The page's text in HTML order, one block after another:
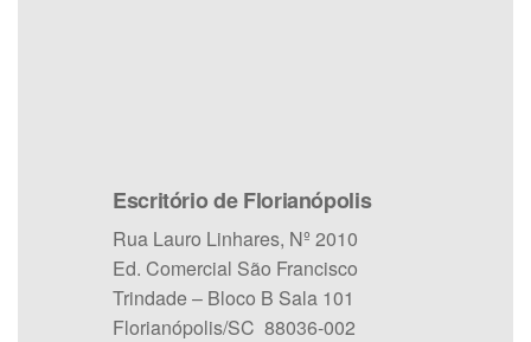
Escritório de Florianópolis
Rua Lauro Linhares, Nº 2010
Ed. Comercial São Francisco
Trindade – Bloco B Sala 101
Florianópolis/SC 88036-002